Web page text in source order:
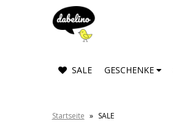
SALE GESCHENKE
Startseite » SALE